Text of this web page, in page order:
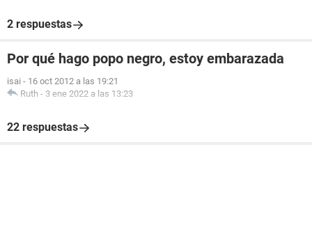
2 respuestas
Por qué hago popo negro, estoy embarazada
isai - 16 oct 2012 a las 19:21
Ruth - 3 ene 2022 a las 13:23
22 respuestas